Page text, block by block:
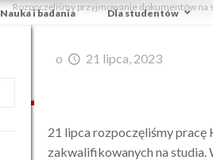
Nauka i badania Dla studentów
Rozpoczęliśmy przyjmowanie dokumentów na
o 21 lipca, 2023
21 lipca rozpoczęliśmy pracę
zakwalifikowanych na studia.